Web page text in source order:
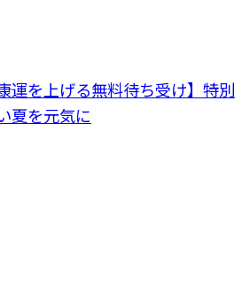
運を上げる無料待ち受け】特別
夏を元気に